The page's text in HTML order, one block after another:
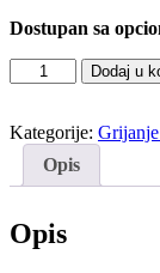
Dostupan sa
Konvektor
Intuis
2000W
WIFI
količina
Dodaj u
Kategorije:
Opis
Opis